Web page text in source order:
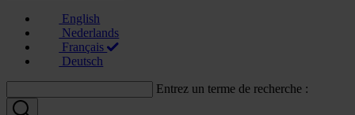
English
Nederlands
Français
Deutsch
Entrez un terme de recherche :